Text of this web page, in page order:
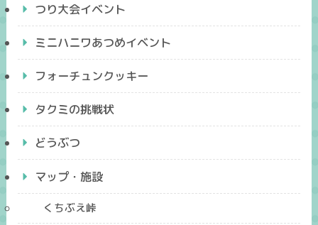
つり大会イベント
ミニハニワあつめイベント
フォーチュンクッキー
タクミの挑戦状
どうぶつ
マップ・施設
くちぶえ峠